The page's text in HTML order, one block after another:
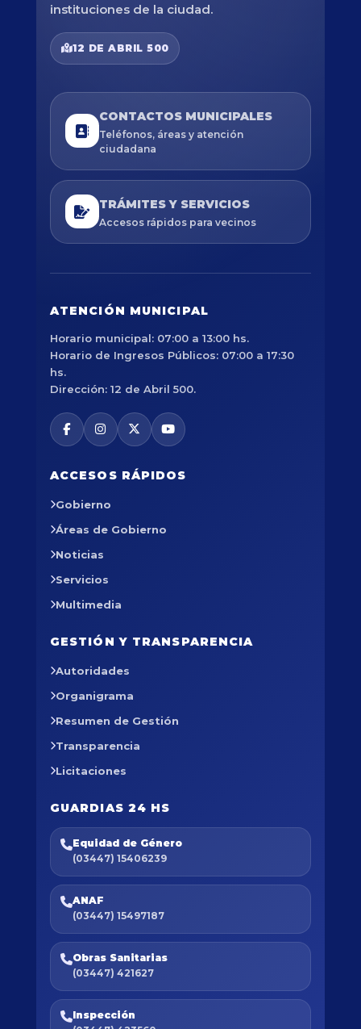
instituciones de la ciudad.
12 DE ABRIL 500
CONTACTOS MUNICIPALES
Teléfonos, áreas y atención
ciudadana
TRÁMITES Y SERVICIOS
Accesos rápidos para vecinos
ATENCIÓN MUNICIPAL
Horario municipal: 07:00 a 13:00 hs.
Horario de Ingresos Públicos: 07:00 a 17:30
hs.
Dirección: 12 de Abril 500.
ACCESOS RÁPIDOS
Gobierno
Áreas de Gobierno
Noticias
Servicios
Multimedia
GESTIÓN Y TRANSPARENCIA
Autoridades
Organigrama
Resumen de Gestión
Transparencia
Licitaciones
GUARDIAS 24 HS
Equidad de Género
(03447) 15406239
ANAF
(03447) 15497187
Obras Sanitarias
(03447) 421627
Inspección